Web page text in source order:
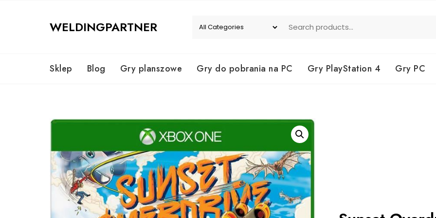
WELDINGPARTNER
Sklep Blog Gry planszowe Gry do pobrania na PC Gry PlayStation 4 Gry PC